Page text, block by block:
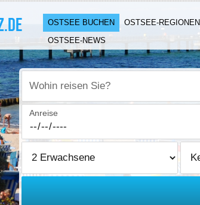
OSTSEE BUCHEN OSTSEE-REGIONEN
OSTSEE-NEWS
Wohin reisen Sie?
Anreise